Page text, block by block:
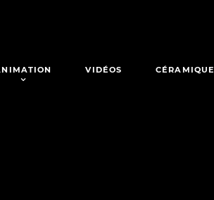
VIDÉOS CÉRAMIQUE